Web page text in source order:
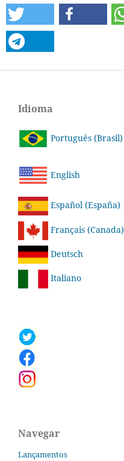
Idioma
Português (Brasil)
English
Español (España)
Français (Canada)
Deutsch
Italiano
Navegar
Lançamentos